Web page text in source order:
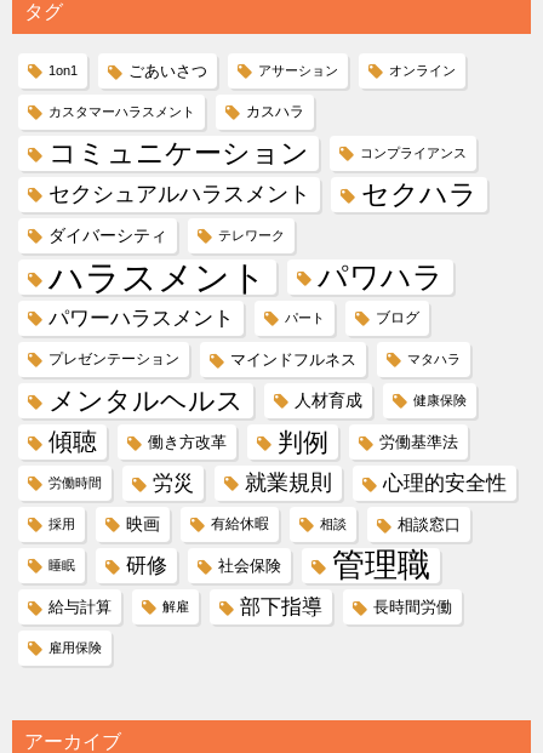
タグ
1on1 ごあいさつ アサーション オンライン
カスタマーハラスメント カスハラ
コミュニケーション コンプライアンス
セクシュアルハラスメント セクハラ
ダイバーシティ テレワーク
ハラスメント パワハラ
パワーハラスメント パート ブログ
プレゼンテーション マインドフルネス マタハラ
メンタルヘルス 人材育成 健康保険
傾聴 働き方改革 判例 労働基準法
労働時間 労災 就業規則 心理的安全性
採用 映画 有給休暇 相談 相談窓口
睡眠 研修 社会保険 管理職
給与計算 解雇 部下指導 長時間労働
雇用保険
アーカイブ